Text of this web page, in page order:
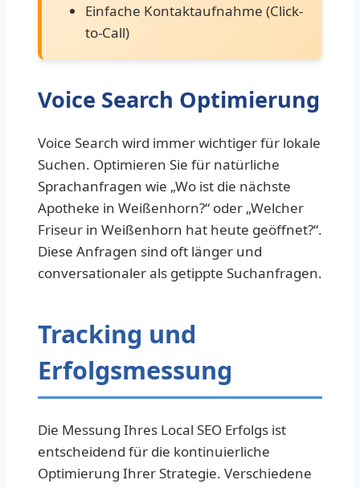
Einfache Kontaktaufnahme (Click-
to-Call)
Voice Search Optimierung
Voice Search wird immer wichtiger für lokale
Suchen. Optimieren Sie für natürliche
Sprachanfragen wie „Wo ist die nächste
Apotheke in Weißenhorn?“ oder „Welcher
Friseur in Weißenhorn hat heute geöffnet?“.
Diese Anfragen sind oft länger und
conversationaler als getippte Suchanfragen.
Tracking und
Erfolgsmessung
Die Messung Ihres Local SEO Erfolgs ist
entscheidend für die kontinuierliche
Optimierung Ihrer Strategie. Verschiedene